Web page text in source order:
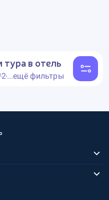
в отель
2...ещё фильтры